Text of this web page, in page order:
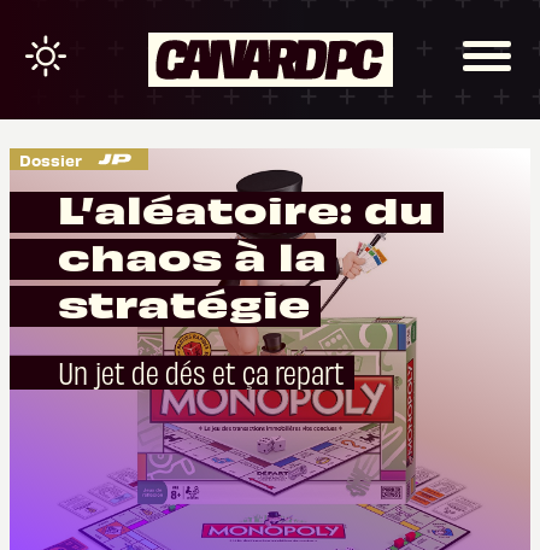
Dossier
L’aléatoire: du
chaos à la
stratégie
Un jet de dés et ça repart